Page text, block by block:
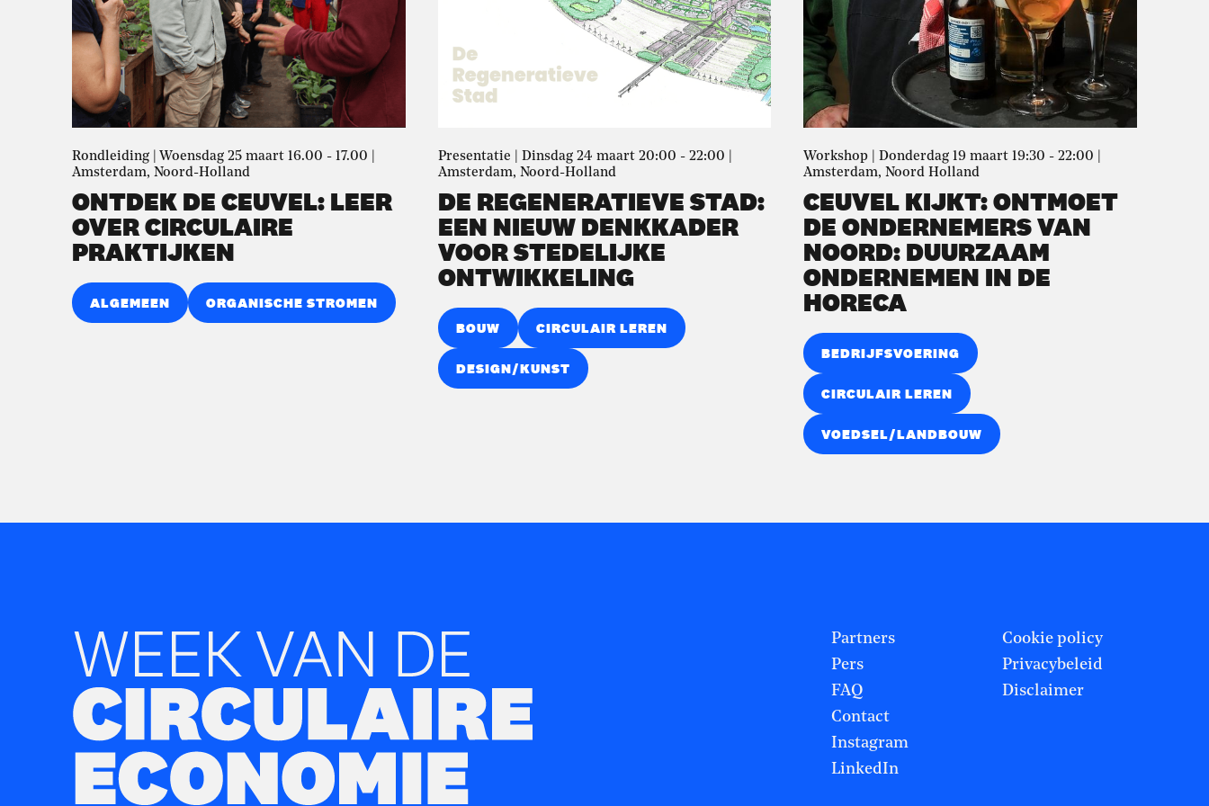
ONTDEK DE CEUVEL: LEER
OVER CIRCULAIRE
PRAKTIJKEN
Rondleiding | Woensdag 25 maart 16.00 - 17.00 |
Amsterdam, Noord-Holland
ALGEMEEN ORGANISCHE STROMEN
DE REGENERATIEVE STAD:
EEN NIEUW DENKKADER
VOOR STEDELIJKE
ONTWIKKELING
Presentatie | Dinsdag 24 maart 20:00 - 22:00 |
Amsterdam, Noord-Holland
BOUW CIRCULAIR LEREN
DESIGN/KUNST
CEUVEL KIJKT: ONTMOET
DE ONDERNEMERS VAN
NOORD: DUURZAAM
ONDERNEMEN IN DE
HORECA
Workshop | Donderdag 19 maart 19:30 - 22:00 |
Amsterdam, Noord Holland
BEDRIJFSVOERING
CIRCULAIR LEREN
VOEDSEL/LANDBOUW
Partners
Pers
FAQ
Contact
Instagram
LinkedIn
Cookie policy
Privacybeleid
Disclaimer